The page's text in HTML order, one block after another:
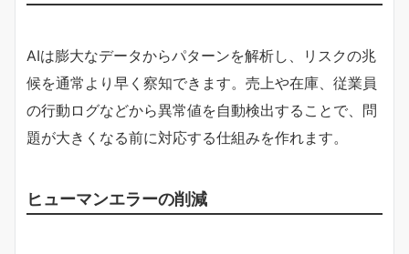
AIは膨大なデータからパターンを解析し、リスクの兆
候を通常より早く察知できます。売上や在庫、従業員
の行動ログなどから異常値を自動検出することで、問
題が大きくなる前に対応する仕組みを作れます。
ヒューマンエラーの削減